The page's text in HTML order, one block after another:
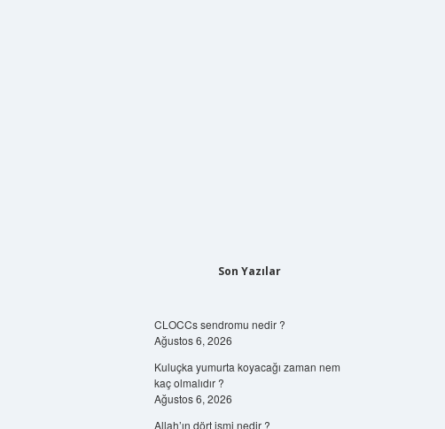
Son Yazılar
CLOCCs sendromu nedir ?
Ağustos 6, 2026
Kuluçka yumurta koyacağı zaman nem
kaç olmalıdır ?
Ağustos 6, 2026
Allah’ın dört ismi nedir ?